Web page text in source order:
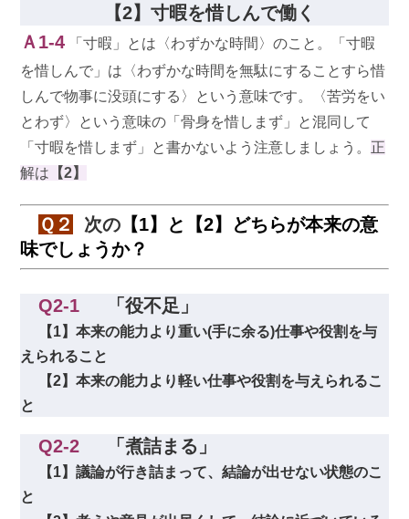
【2】寸暇を惜しんで働く
Ａ1-4「寸暇」とは〈わずかな時間〉のこと。「寸暇
を惜しんで」は〈わずかな時間を無駄にすることすら惜
しんで物事に没頭にする〉という意味です。〈苦労をい
とわず〉という意味の「骨身を惜しまず」と混同して
「寸暇を惜しまず」と書かないよう注意しましょう。 正
解は 【2】
Ｑ２ 次の【1】と【2】どちらが本来の意
味でしょうか？
Q2-1 「役不足」
【1】本来の能力より重い(手に余る)仕事や役割を与
えられること
【2】本来の能力より軽い仕事や役割を与えられるこ
と
Q2-2 「煮詰まる」
【1】議論が行き詰まって、結論が出せない状態のこ
と